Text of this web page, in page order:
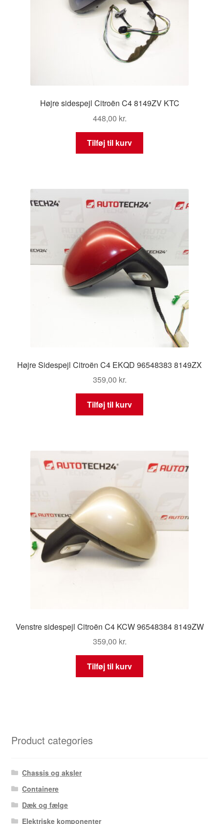
Højre sidespejl Citroën C4 8149ZV KTC
448,00 kr.
Tilføj til kurv
Højre Sidespejl Citroën C4 EKQD 96548383 8149ZX
359,00 kr.
Tilføj til kurv
Venstre sidespejl Citroën C4 KCW 96548384 8149ZW
359,00 kr.
Tilføj til kurv
Product categories
Chassis og aksler
Containere
Dæk og fælge
Elektriske komponenter